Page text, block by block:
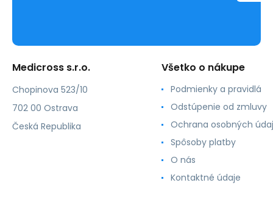
Medicross s.r.o.
Chopinova 523/10
702 00 Ostrava
Česká Republika
Všetko o nákupe
Podmienky a pravidlá
Odstúpenie od zmluvy
Ochrana osobných
Spôsoby platby
O nás
Kontaktné údaje